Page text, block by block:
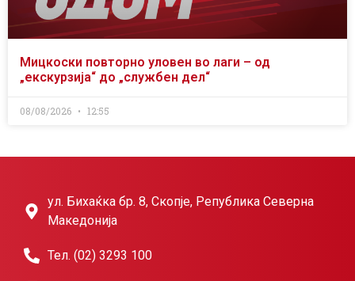
Мицкоски повторно уловен во лаги – од
„екскурзија“ до „службен дел“
08/08/2026 12:55
ул. Бихаќка бр. 8, Скопје, Република Северна
Македонија
Тел. (02) 3293 100